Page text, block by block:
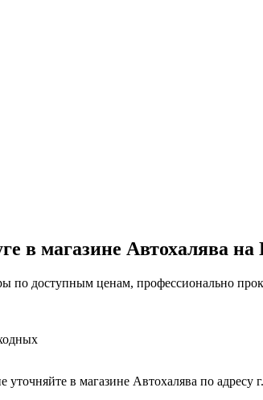
в магазине Автохалява на
по доступным ценам, профессионально
в магазине Автохалява по адресу